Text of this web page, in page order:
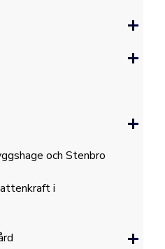
och Stenbro
i